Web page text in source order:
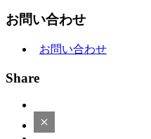
お問い合わせ
お問い合わせ
Share